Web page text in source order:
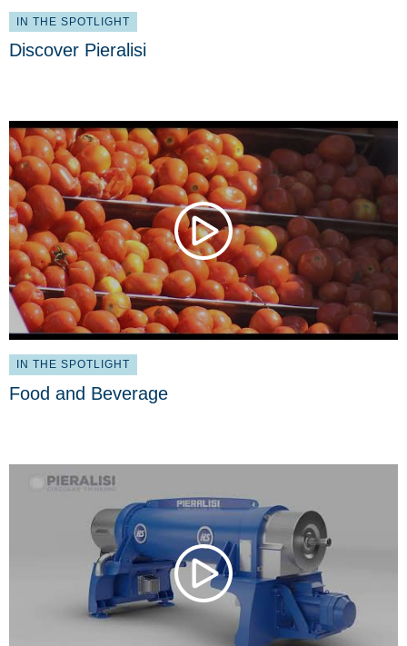
IN THE SPOTLIGHT
Discover Pieralisi
IN THE SPOTLIGHT
Food and Beverage